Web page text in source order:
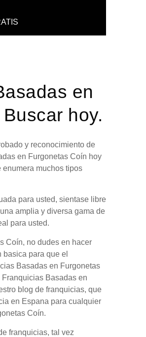
en
hoy.
y reconocimiento de
en Furgonetas Coín hoy
muchos tipos
para usted, sientase libre
amplia y diversa gama de
para usted.
Coín, no dudes en hacer
para que el
Basadas en Furgonetas
Basadas en
blog de franquicias, que
en Espana para cualquier
Coín.
franquicias, tal vez